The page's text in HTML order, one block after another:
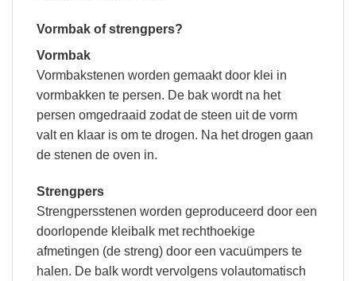
Vormbak of strengpers?
Vormbak
Vormbakstenen worden gemaakt door klei in
vormbakken te persen. De bak wordt na het
persen omgedraaid zodat de steen uit de vorm
valt en klaar is om te drogen. Na het drogen gaan
de stenen de oven in.
Strengpers
Strengpersstenen worden geproduceerd door een
doorlopende kleibalk met rechthoekige
afmetingen (de streng) door een vacuümpers te
halen. De balk wordt vervolgens volautomatisch